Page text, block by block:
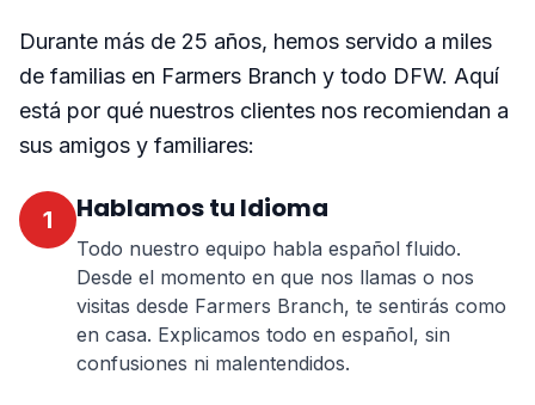
Durante más de 25 años, hemos servido a miles
de familias en Farmers Branch y todo DFW. Aquí
está por qué nuestros clientes nos recomiendan a
sus amigos y familiares:
1 Hablamos tu Idioma
Todo nuestro equipo habla español fluido.
Desde el momento en que nos llamas o nos
visitas desde Farmers Branch, te sentirás como
en casa. Explicamos todo en español, sin
confusiones ni malentendidos.